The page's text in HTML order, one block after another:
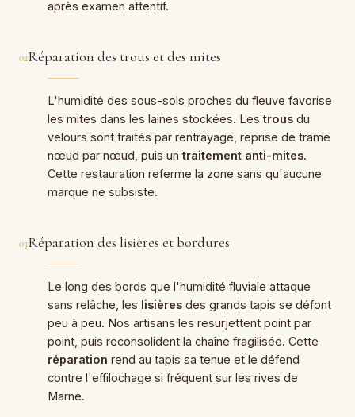
après examen attentif.
02Réparation des trous et des mites
L'humidité des sous-sols proches du fleuve favorise
les mites dans les laines stockées. Lestrous du
velours sont traités par rentrayage, reprise de trame
nœud par nœud, puis untraitement anti-mites.
Cette restauration referme la zone sans qu'aucune
marque ne subsiste.
03Réparation des lisières et bordures
Le long des bords que l'humidité fluviale attaque
sans relâche, les lisières des grands tapis se défont
peu à peu. Nos artisans les resurjettent point par
point, puis reconsolident la chaîne fragilisée. Cette
réparation rend au tapis sa tenue et le défend
contre l'effilochage si fréquent sur les rives de
Marne.